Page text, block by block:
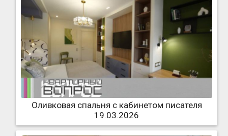
Оливковая спальня с кабинетом писателя
19.03.2026